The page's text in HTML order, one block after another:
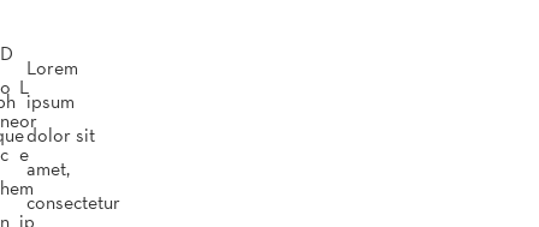
D
o
ne
c
he
n
Lorem
ipsum
dolor sit
amet,
consectetur
L
or
e
m
ip